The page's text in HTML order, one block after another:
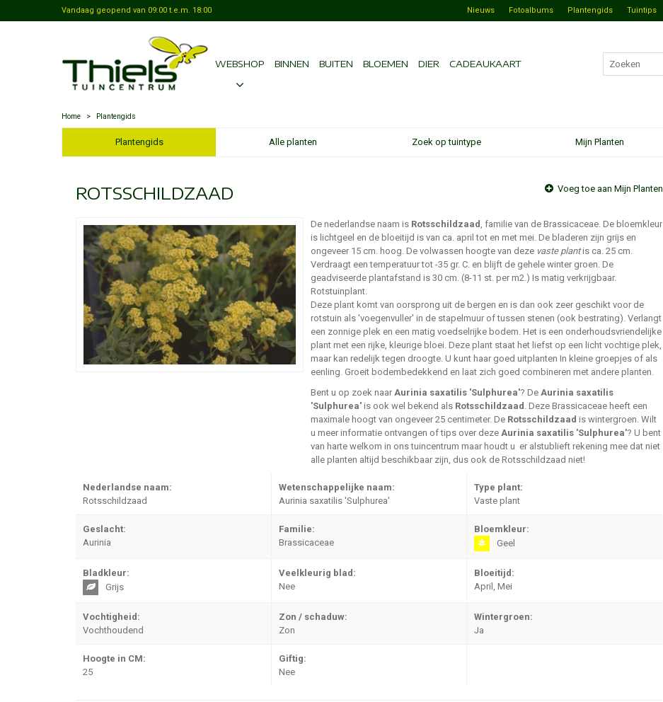
Home > Plantengids
Vandaag geopend van 09:00 t.e.m. 18:00 Nieuws Fotoalbums Plantengids Tuintips
WEBSHOP BINNEN BUITEN BLOEMEN DIER CADEAUKAART
Plantengids Alle planten Zoek op tuintype Mijn Planten
ROTSSCHILDZAAD Voeg toe aan Mijn Planten
De nederlandse naam is Rotsschildzaad, familie van de Brassicaceae. De bloemkleur
is lichtgeel en de bloeitijd is van ca. april tot en met mei. De bladeren zijn grijs en
ongeveer 15 cm. hoog. De volwassen hoogte van deze vaste plantis ca. 25 cm.
Verdraagt een temperatuur tot -35 gr. C. en blijft de gehele winter groen. De
geadviseerde plantafstand is 30 cm. (8-11 st. per m2.) Is matig verkrijgbaar.
Rotstuinplant.
Deze plant komt van oorsprong uit de bergen en is dan ook zeer geschikt voor de
rotstuin als 'voegenvuller' in de stapelmuur of tussen stenen (ook bestrating). Verlangt
een zonnige plek en een matig voedselrijke bodem. Het is een onderhoudsvriendelijke
plant met een rijke, kleurige bloei. Deze plant staat het liefst op een licht vochtige plek,
maar kan redelijk tegen droogte. U kunt haar goed uitplanten In kleine groepjes of als
eenling. Groeit bodembedekkend en laat zich goed combineren met andere planten.
Bent u op zoek naar Aurinia saxatilis 'Sulphurea'? De Aurinia saxatilis
'Sulphurea' is ook wel bekend als Rotsschildzaad . Deze Brassicaceae heeft een
maximale hoogt van ongeveer 25 centimeter. De Rotsschildzaad is wintergroen. Wilt
u meer informatie ontvangen of tips over deze Aurinia saxatilis 'Sulphurea'? U bent
van harte welkom in ons tuincentrum maar houdt u er alstublieft rekening mee dat niet
alle planten altijd beschikbaar zijn, dus ook de Rotsschildzaad niet!
Nederlandse naam:
Rotsschildzaad
Wetenschappelijke naam:
Aurinia saxatilis 'Sulphurea'
Type plant:
Vaste plant
Geslacht:
Aurinia
Familie:
Brassicaceae
Bloemkleur:
Geel
Bladkleur:
Grijs
Veelkleurig blad:
Nee
Bloeitijd:
April, Mei
Vochtigheid:
Vochthoudend
Zon / schaduw:
Zon
Wintergroen:
Ja
Hoogte in CM:
25
Giftig:
Nee